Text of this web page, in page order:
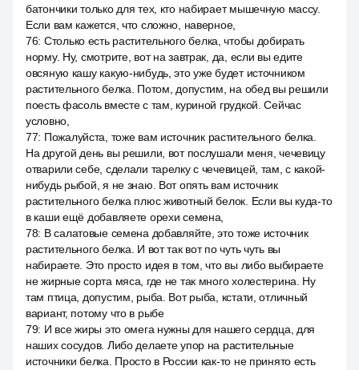
батончики только для тех, кто набирает мышечную массу.
Если вам кажется, что сложно, наверное,
76: Столько есть растительного белка, чтобы добирать
норму. Ну, смотрите, вот на завтрак, да, если вы едите
овсяную кашу какую-нибудь, это уже будет источником
растительного белка. Потом, допустим, на обед вы решили
поесть фасоль вместе с там, куриной грудкой. Сейчас
условно,
77: Пожалуйста, тоже вам источник растительного белка.
На другой день вы решили, вот послушали меня, чечевицу
отварили себе, сделали тарелку с чечевицей, там, с какой-
нибудь рыбой, я не знаю. Вот опять вам источник
растительного белка плюс животный белок. Если вы куда-то
в каши ещё добавляете орехи семена,
78: В салатовые семена добавляйте, это тоже источник
растительного белка. И вот так вот по чуть чуть вы
набираете. Это просто идея в том, что вы либо выбираете
не жирные сорта мяса, где не так много холестерина. Ну
там птица, допустим, рыба. Вот рыба, кстати, отличный
вариант, потому что в рыбе
79: И все жиры это омега нужны для нашего сердца, для
наших сосудов. Либо делаете упор на растительные
источники белка. Просто в России как-то не принято есть